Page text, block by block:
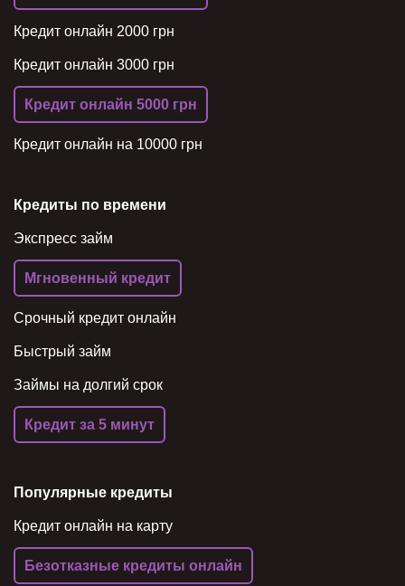
Кредит онлайн 2000 грн
Кредит онлайн 3000 грн
Кредит онлайн 5000 грн
Кредит онлайн на 10000 грн
Кредиты по времени
Экспресс займ
Мгновенный кредит
Срочный кредит онлайн
Быстрый займ
Займы на долгий срок
Кредит за 5 минут
Популярные кредиты
Кредит онлайн на карту
Безотказные кредиты онлайн